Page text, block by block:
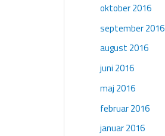
oktober 2016
september 2016
august 2016
juni 2016
maj 2016
februar 2016
januar 2016